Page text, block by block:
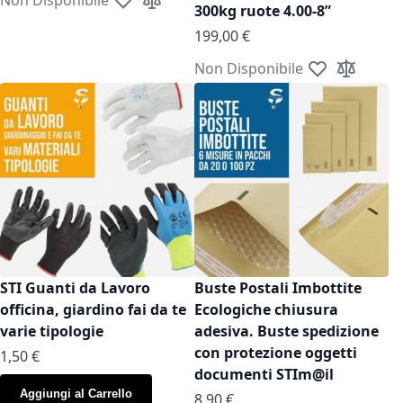
Aggiungi alla lista desideri
Aggiungi al confronto
300kg ruote 4.00-8”
199,00 €
Non Disponibile Aggiungi alla
Aggiungi
STI Guanti da Lavoro
officina, giardino fai da te
varie tipologie
As low as
1,50 €
Aggiungi al Carrello
Buste Postali Imbottite
Ecologiche chiusura
adesiva. Buste spedizione
con protezione oggetti
documenti STIm@il
As low as